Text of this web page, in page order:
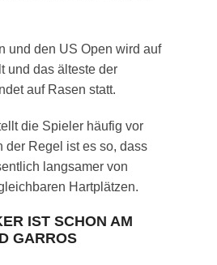
und den US Open wird auf
und das älteste der
auf Rasen statt.
die Spieler häufig vor
der Regel ist es so, dass
langsamer von
Hartplätzen.
IST SCHON AM
GARROS